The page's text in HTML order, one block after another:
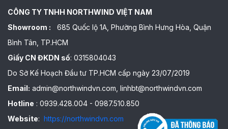
CÔNG TY TNHH NORTHWIND VIỆT NAM
Showroom : 685 Quốc lộ 1A, Phường Bình Hưng Hòa, Quận
Bình Tân, TP.HCM
Giấy CN ĐKDN số: 0315804043
Do Sở Kế Hoạch Đầu tư TP.HCM cấp ngày 23/07/2019
Email: admin@northwindvn.com, linhbt@northwindvn.com
Hotline : 0939.428.004 - 0987.510.850
Website: https://northwindvn.com